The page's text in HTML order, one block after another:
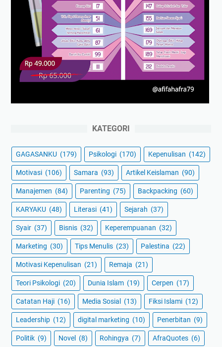
KATEGORI
GAGASANKU (179) Psikologi (170) Kepenulisan (142)
Motivasi (106) Samara (93) Artikel Keislaman (90)
Manajemen (84) Parenting (75) Backpacking (60)
KARYAKU (48) Literasi (41) Sejarah (37)
Syair (37) Bisnis (32) Keperempuanan (32)
Marketing (30) Tips Menulis (23) Palestina (22)
Motivasi Kepenulisan (21) Remaja (21)
Teori Psikologi (20) Dunia Islam (19) Cerpen (17)
Catatan Haji (16) Media Sosial (13) Fiksi Islami (12)
Leadership (12) digital marketing (10) Penerbitan (9)
Politik (9) Novel (8) Rohingya (7) AfraQuotes (6)